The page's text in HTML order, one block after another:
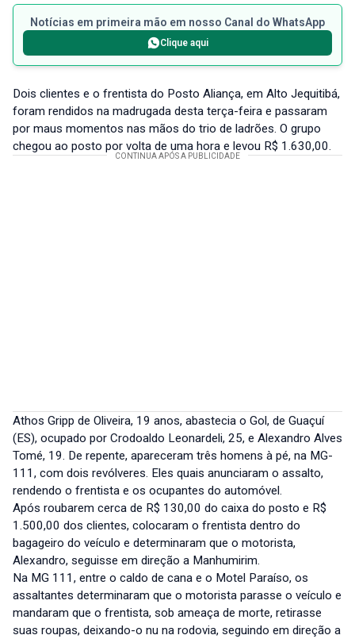
Notícias em primeira mão em nosso Canal do WhatsApp
Clique aqui
Dois clientes e o frentista do Posto Aliança, em Alto Jequitibá,
foram rendidos na madrugada desta terça-feira e passaram
por maus momentos nas mãos do trio de ladrões. O grupo
chegou ao posto por volta de uma hora e levou R$ 1.630,00.
Athos Gripp de Oliveira, 19 anos, abastecia o Gol, de Guaçuí
(ES), ocupado por Crodoaldo Leonardeli, 25, e Alexandro Alves
Tomé, 19. De repente, apareceram três homens à pé, na MG-
111, com dois revólveres. Eles quais anunciaram o assalto,
rendendo o frentista e os ocupantes do automóvel.
Após roubarem cerca de R$ 130,00 do caixa do posto e R$
1.500,00 dos clientes, colocaram o frentista dentro do
bagageiro do veículo e determinaram que o motorista,
Alexandro, seguisse em direção a Manhumirim.
Na MG 111, entre o caldo de cana e o Motel Paraíso, os
assaltantes determinaram que o motorista parasse o veículo e
mandaram que o frentista, sob ameaça de morte, retirasse
suas roupas, deixando-o nu na rodovia, seguindo em direção a